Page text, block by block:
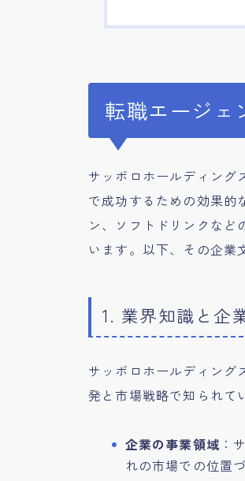
転職エージェ
サッポロホールディング
で成功するための効果的
ン、ソフトドリンクなど
います。以下、その企業
1. 業界知識と企
サッポロホールディング
発と市場戦略で知られて
企業の事業領域：
れの市場での位置づ